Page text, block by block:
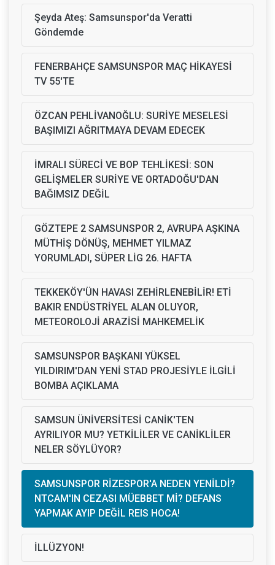
Şeyda Ateş: Samsunspor'da Veratti
Göndemde
FENERBAHÇE SAMSUNSPOR MAÇ HİKAYESİ
TV 55'TE
ÖZCAN PEHLİVANOĞLU: SURİYE MESELESİ
BAŞIMIZI AĞRITMAYA DEVAM EDECEK
İMRALI SÜRECİ VE BOP TEHLİKESİ: SON
GELİŞMELER SURİYE VE ORTADOĞU'DAN
BAĞIMSIZ DEĞİL
GÖZTEPE 2 SAMSUNSPOR 2, AVRUPA AŞKINA
MÜTHİŞ DÖNÜŞ, MEHMET YILMAZ
YORUMLADI, SÜPER LİG 26. HAFTA
TEKKEKÖY'ÜN HAVASI ZEHİRLENEBİLİR! ETİ
BAKIR ENDÜSTRİYEL ALAN OLUYOR,
METEOROLOJİ ARAZİSİ MAHKEMELİK
SAMSUNSPOR BAŞKANI YÜKSEL
YILDIRIM'DAN YENİ STAD PROJESİYLE İLGİLİ
BOMBA AÇIKLAMA
SAMSUN ÜNİVERSİTESİ CANİK'TEN
AYRILIYOR MU? YETKİLİLER VE CANİKLİLER
NELER SÖYLÜYOR?
SAMSUNSPOR RİZESPOR'A NEDEN YENİLDİ?
NTCAM'IN CEZASI MÜEBBET Mİ? DEFANS
YAPMAK AYIP DEĞİL REIS HOCA!
İLLÜZYON!